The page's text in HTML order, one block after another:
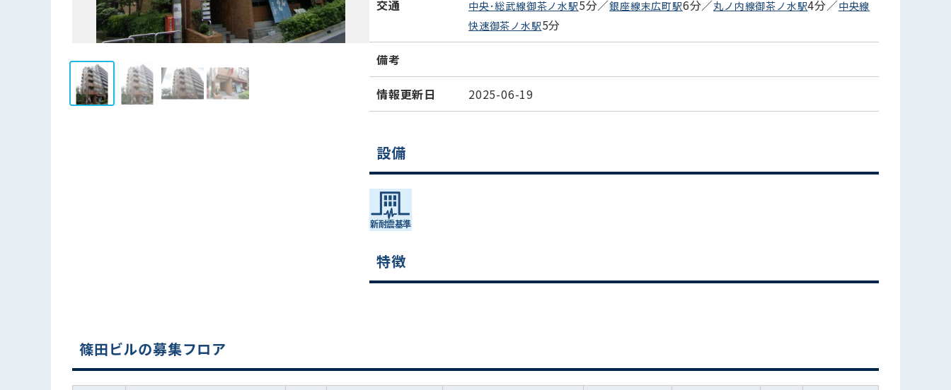
交通 中央･総武線御茶ノ水駅5分／銀座線末広町駅6分／丸ノ内線御茶ノ水駅4分／中央線
快速御茶ノ水駅5分
備考
情報更新日 2025-06-19
設備
特徴
篠田ビルの募集フロア